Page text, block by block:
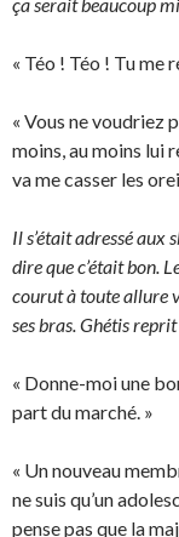
« Téo ! Téo ! Tu me
« Vous ne voudriez
moins, au moins lui
va me casser les
Il s’était adressé aux
dire que c’était bon.
courut à toute allure
ses bras. Ghétis
« Donne-moi une
part du marché. »
« Un nouveau
ne suis qu’un
pense pas que la